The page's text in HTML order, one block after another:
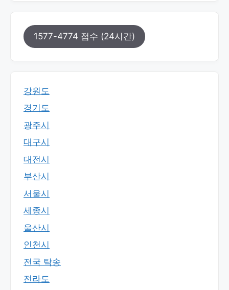
1577-4774 접수 (24시간)
강원도
경기도
광주시
대구시
대전시
부산시
서울시
세종시
울산시
인천시
전국 탁송
전라도